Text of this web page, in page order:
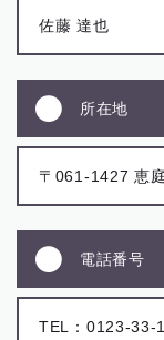
佐藤 達也
所在地
〒061-1427 恵
電話番号
TEL：0123-33-